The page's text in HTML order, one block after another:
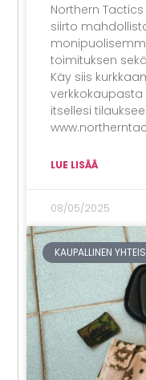
Northern
siirto
toimituksen
Käy siis
itsellesi
LUE LISÄÄ
08/05/2025
KAUPALLINEN